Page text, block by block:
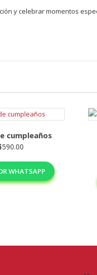
y celebrar momentos
cumpleaños
590.00
WHATSAPP